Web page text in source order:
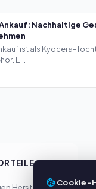
Nachhaltige
ist als Kyocera-
E...
Cookie-